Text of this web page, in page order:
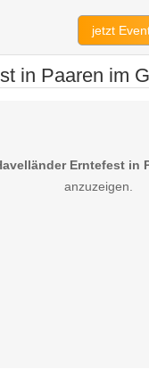
jetzt
in Paaren im
Erntefest in
anzuzeigen.